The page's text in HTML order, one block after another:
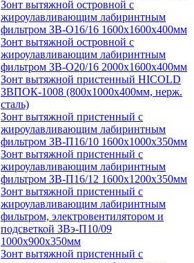
Зонт вытяжной островной с
жироулавливающим лабиринтным
фильтром ЗВ-О16/16 1600х1600х400мм
Зонт вытяжной островной с
жироулавливающим лабиринтным
фильтром ЗВ-О20/16 2000х1600х400мм
Зонт вытяжной пристенный HICOLD
ЗВПОК-1008 (800х1000х400мм, нерж.
сталь)
Зонт вытяжной пристенный с
жироулавливающим лабиринтным
фильтром ЗВ-П16/10 1600х1000х350мм
Зонт вытяжной пристенный с
жироулавливающим лабиринтным
фильтром ЗВ-П16/12 1600х1200х350мм
Зонт вытяжной пристенный с
жироулавливающим лабиринтным
фильтром, электровентилятором и
подсветкой ЗВэ-П10/09
1000х900х350мм
Зонт вытяжной пристенный с